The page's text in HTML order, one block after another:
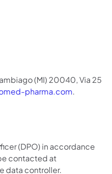
(MI) 20040, Via 25
pharma.com.
(DPO) in accordance
contacted at
data controller.